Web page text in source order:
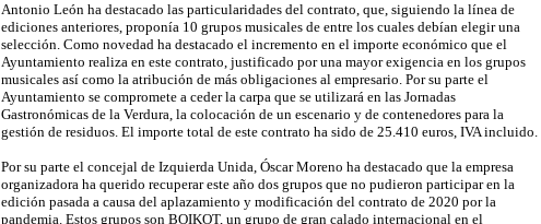
Antonio León ha destacado las particularidades del contrato, que, siguiendo la línea de
ediciones anteriores, proponía 10 grupos musicales de entre los cuales debían elegir una
selección. Como novedad ha destacado el incremento en el importe económico que el
Ayuntamiento realiza en este contrato, justificado por una mayor exigencia en los grupos
musicales así como la atribución de más obligaciones al empresario. Por su parte el
Ayuntamiento se compromete a ceder la carpa que se utilizará en las Jornadas
Gastronómicas de la Verdura, la colocación de un escenario y de contenedores para la
gestión de residuos. El importe total de este contrato ha sido de 25.410 euros, IVA incluido.
Por su parte el concejal de Izquierda Unida, Óscar Moreno ha destacado que la empresa
organizadora ha querido recuperar este año dos grupos que no pudieron participar en la
edición pasada a causa del aplazamiento y modificación del contrato de 2020 por la
pandemia. Estos grupos son BOIKOT, un grupo de gran calado internacional en el